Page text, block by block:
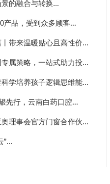
的融合与转换...
产品，受到众多顾客...
带来温暖贴心且高性价...
属策略，一站式助力投...
学培养孩子逻辑思维能...
先行，云南白药口腔...
理事会官方门窗合作伙...